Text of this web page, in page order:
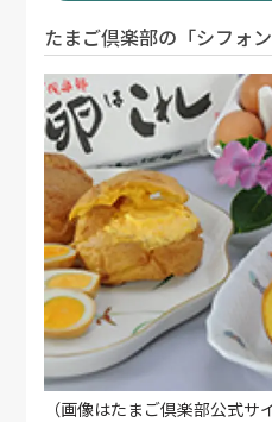
たまご倶楽部の「シフォ
（画像はたまご倶楽部公式